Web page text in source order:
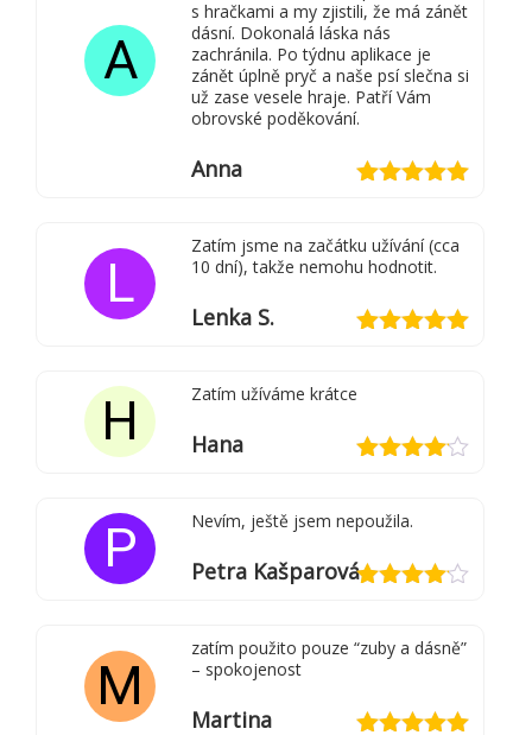
A
s hračkami a my zjistili, že má zánět
dásní. Dokonalá láska nás
zachránila. Po týdnu aplikace je
zánět úplně pryč a naše psí slečna si
už zase vesele hraje. Patří Vám
obrovské poděkování.
Anna
L
Zatím jsme na začátku užívání (cca
10 dní), takže nemohu hodnotit.
Lenka S.
H Zatím užíváme krátce
Hana
P Nevím, ještě jsem nepoužila.
Petra Kašparová
M
zatím použito pouze “zuby a dásně”
– spokojenost
Martina